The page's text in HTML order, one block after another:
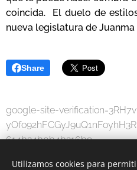
coincida. El duelo de
nueva legislatura de
Share
google-site-
614b34b0b4b316b9
Utilizamos cookies para